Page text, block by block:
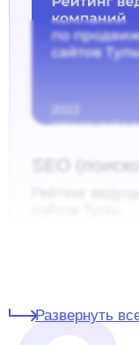
SEO
Развернуть